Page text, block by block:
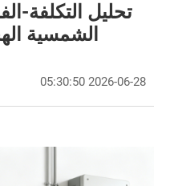
تحليل التكلفة-
الشمسية
2026-06-28 05:30:50